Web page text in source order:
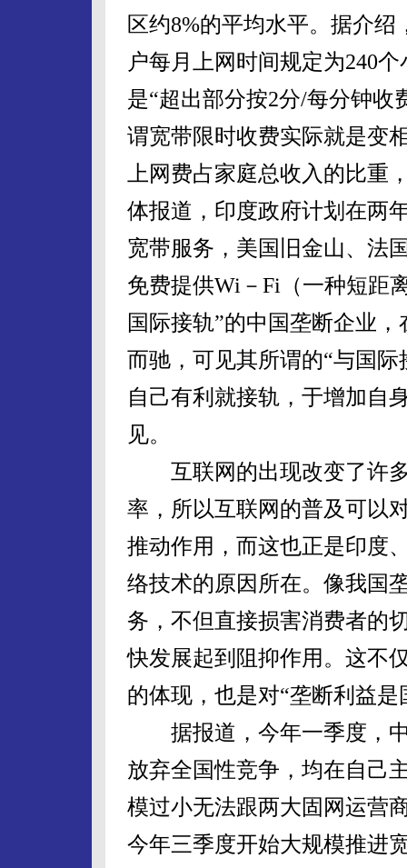
区约8%的平均水平。据介
户每月上网时间规定为240
是“超出部分按2分/每分钟收
谓宽带限时收费实际就是变
上网费占家庭总收入的比重
体报道，印度政府计划在两
宽带服务，美国旧金山、法
免费提供Wi－Fi（一种短距
国际接轨”的中国垄断企业
而驰，可见其所谓的“与国
自己有利就接轨，于增加自
见。
互联网的出现改变了许多
率，所以互联网的普及可以
推动作用，而这也正是印度
络技术的原因所在。像我国
务，不但直接损害消费者的
快发展起到阻抑作用。这不
的体现，也是对“垄断利益
据报道，今年一季度，中
放弃全国性竞争，均在自己
模过小无法跟两大固网运营
今年三季度开始大规模推进